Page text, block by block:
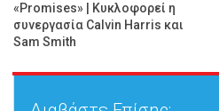
«Promises» | Κυκλοφορεί η
συνεργασία Calvin Harris και
Sam Smith